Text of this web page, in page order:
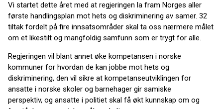
Vi startet dette året med at regjeringen la fram Norges aller
første handlingsplan mot hets og diskriminering av samer. 32
tiltak fordelt på fire innsatsområder skal ta oss nærmere målet
om et likestilt og mangfoldig samfunn som er trygt for alle.
Regjeringen vil blant annet øke kompetansen i norske
kommuner for hvordan de kan jobbe mot hets og
diskriminering, den vil sikre at kompetanseutviklingen for
ansatte i norske skoler og barnehager gir samiske
perspektiv, og ansatte i politiet skal få økt kunnskap om og